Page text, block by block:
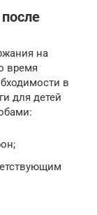
на
время
в
для детей